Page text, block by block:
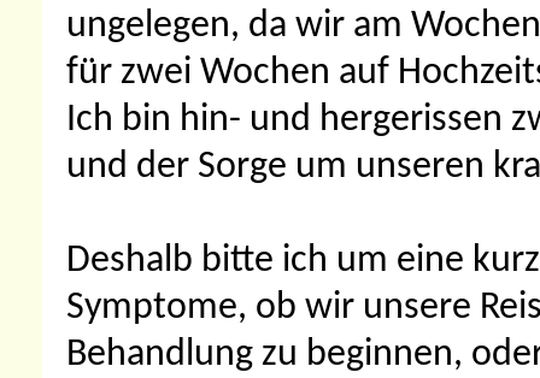
ungelegen, da wir am
für zwei Wochen auf
Ich bin hin- und hergerissen
und der Sorge um unseren
Deshalb bitte ich um eine
Symptome, ob wir unsere
Behandlung zu beginnen,